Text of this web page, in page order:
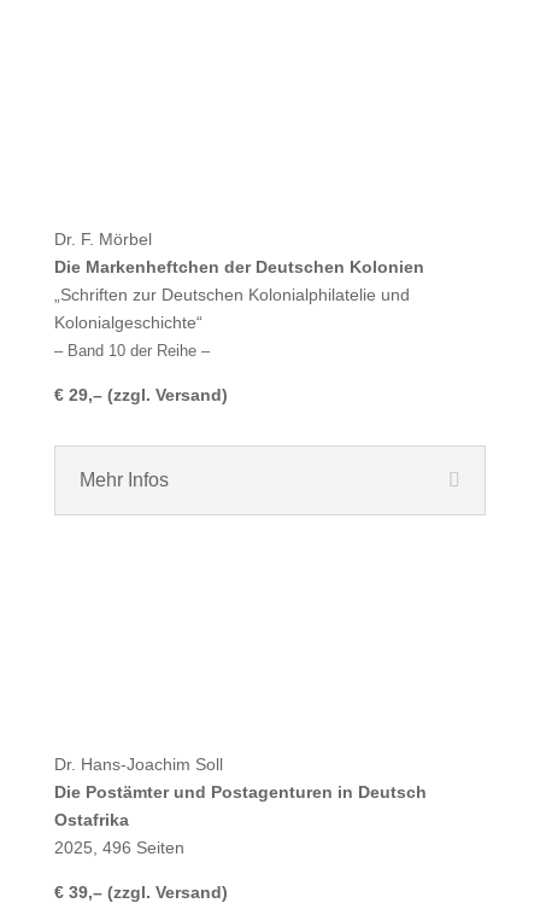
Dr. F. Mörbel
Die Markenheftchen der Deutschen Kolonien
„Schriften zur Deutschen Kolonialphilatelie und
Kolonialgeschichte“
– Band 10 der Reihe –
€ 29,– (zzgl. Versand)
Mehr Infos
Dr. Hans-Joachim Soll
Die Postämter und Postagenturen in Deutsch
Ostafrika
2025, 496 Seiten
€ 39,– (zzgl. Versand)